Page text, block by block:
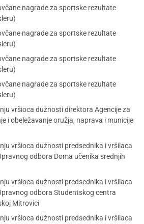
nagrade za sportske rezultate
nagrade za sportske rezultate
nagrade za sportske rezultate
nagrade za sportske rezultate
vršioca dužnosti direktora Agencije za
i obeležavanje oružja, naprava i municije
vršioca dužnosti predsednika i vršilaca
odbora Doma učenika srednjih
vršioca dužnosti predsednika i vršilaca
odbora Studentskog centra
Mitrovici
vršioca dužnosti predsednika i vršilaca